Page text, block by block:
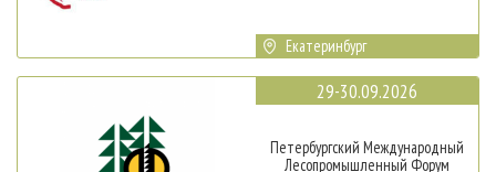
Екатеринбург
29-30.09.2026
Петербургский Международный
Лесопромышленный Форум